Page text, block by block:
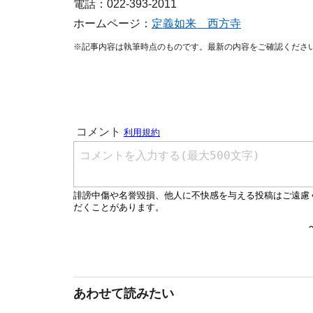
電話：022-393-2011
ホームページ： 定義如来 西方寺
※記事内容は執筆時点のものです。最新の内容をご確認くださ
あわせて読みたい